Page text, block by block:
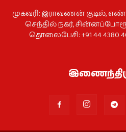
முகவரி: இராவணன் குடில்,
செந்தில் நகர்,
தொலைபேசி: +91 44 4380